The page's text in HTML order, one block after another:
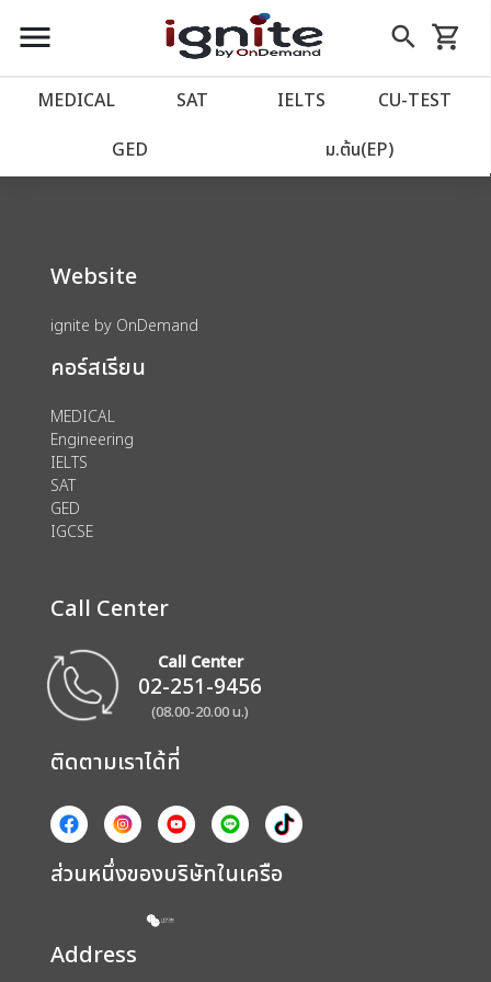
close
account_balance หน้าแรก
เว็บไซต์อิกไนท์
import_contacts วางแผนการเรียน
account_circle เข้าสู่ระบบ
assignment ลงทะเบียน
menu search
Skip
to
shopping_cart
รถเข็น
MEDICAL SAT IELTS CU‑TEST
GED ม.ต้น(EP)
We could not find anything for 80002125
Website
ignite by OnDemand
คอร์สเรียน
MEDICAL
Engineering
IELTS
SAT
GED
IGCSE
Call Center
Call Center
02-251-9456
(08.00-20.00 น.)
ติดตามเราได้ที่
ส่วนหนึ่งของบริษัทในเครือ
Address